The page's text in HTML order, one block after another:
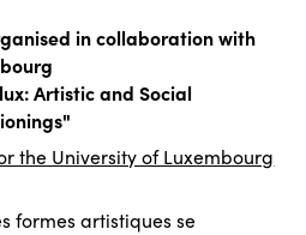
in collaboration with
Artistic and Social
the University of Luxembourg
formes artistiques se